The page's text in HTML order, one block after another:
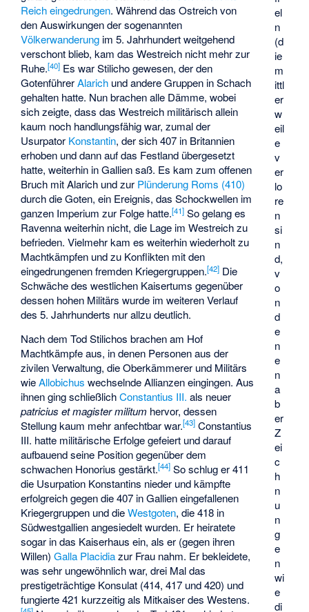
el
n
(d
ie
m
ittl
er
w
eil
e
v
er
lo
re
n
si
n
d,
v
o
n
d
e
n
e
n
a
b
er
Z
ei
c
h
n
u
n
g
e
n
wi
e
di
Reich eingedrungen. Während das Ostreich von
den Auswirkungen der sogenannten
Völkerwanderung im 5. Jahrhundert weitgehend
verschont blieb, kam das Westreich nicht mehr zur
Ruhe.[40] Es war Stilicho gewesen, der den
GotenführerAlarich und andere Gruppen in Schach
gehalten hatte. Nun brachen alle Dämme, wobei
sich zeigte, dass das Westreich militärisch allein
kaum noch handlungsfähig war, zumal der
Usurpator Konstantin, der sich 407 in Britannien
erhoben und dann auf das Festland übergesetzt
hatte, weiterhin in Gallien saß. Es kam zum offenen
Bruch mit Alarich und zur Plünderung Roms (410)
durch die Goten, ein Ereignis, das Schockwellen im
ganzen Imperium zur Folge hatte.[41] So gelang es
Ravenna weiterhin nicht, die Lage im Westreich zu
befrieden. Vielmehr kam es weiterhin wiederholt zu
Machtkämpfen und zu Konflikten mit den
eingedrungenen fremden Kriegergruppen.[42] Die
Schwäche des westlichen Kaisertums gegenüber
dessen hohen Militärs wurde im weiteren Verlauf
des 5. Jahrhunderts nur allzu deutlich.
Nach dem Tod Stilichos brachen am Hof
Machtkämpfe aus, in denen Personen aus der
zivilen Verwaltung, die Oberkämmerer und Militärs
wieAllobichus wechselnde Allianzen eingingen. Aus
ihnen ging schließlichConstantius III. als neuer
patricius et magister militum hervor, dessen
Stellung kaum mehr anfechtbar war.[43] Constantius
III. hatte militärische Erfolge gefeiert und darauf
aufbauend seine Position gegenüber dem
schwachen Honorius gestärkt.[44] So schlug er 411
die Usurpation Konstantins nieder und kämpfte
erfolgreich gegen die 407 in Gallien eingefallenen
Kriegergruppen und dieWestgoten, die 418 in
Südwestgallien angesiedelt wurden. Er heiratete
sogar in das Kaiserhaus ein, als er (gegen ihren
Willen)Galla Placidiazur Frau nahm. Er bekleidete,
was sehr ungewöhnlich war, drei Mal das
prestigeträchtige Konsulat (414, 417 und 420) und
fungierte 421 kurzzeitig als Mitkaiser des Westens.